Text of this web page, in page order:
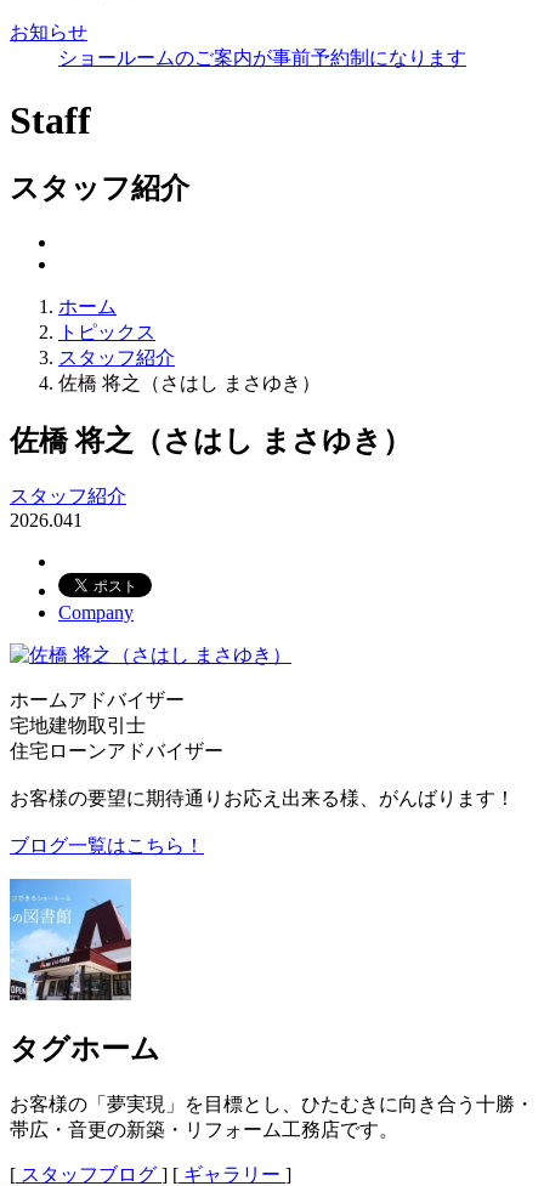
お知らせ
ショールームのご案内が事前予約制になります
Staff
スタッフ紹介
ホーム
トピックス
スタッフ紹介
佐橋 将之（さはし まさゆき）
佐橋 将之（さはし まさゆき）
スタッフ紹介
2026.041
Company
ホームアドバイザー
宅地建物取引士
住宅ローンアドバイザー
お客様の要望に期待通りお応え出来る様、がんばります！
ブログ一覧はこちら！
タグホーム
お客様の「夢実現」を目標とし、ひたむきに向き合う十勝・
帯広・音更の新築・リフォーム工務店です。
[ スタッフブログ ] [ ギャラリー ]